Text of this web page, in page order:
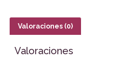
Valoraciones (0)
Valoraciones